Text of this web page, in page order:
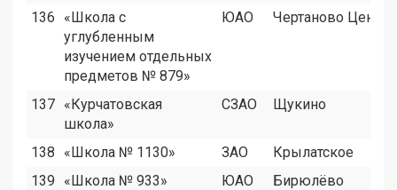
136
«Школа с
углубленным
изучением отдельных
предметов № 879»
ЮАО Чертаново Центр
137 «Курчатовская
школа»
СЗАО Щукино
138 «Школа № 1130» ЗАО
Крылатское
139
«Школа № 933» ЮАО
Бирюлёво